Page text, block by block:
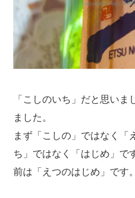
「こしのいち」だと思い
ました。
まず「こしの」ではなく「
ち」ではなく「はじめ」で
前は「えつのはじめ」です。